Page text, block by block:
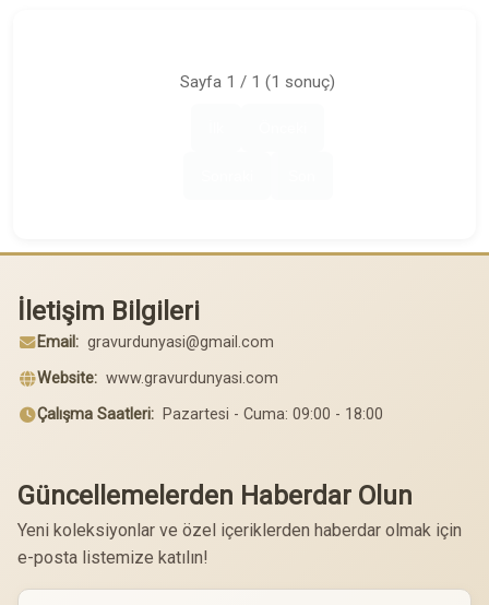
Sayfa 1 / 1 (1 sonuç)
İletişim Bilgileri
Email: gravurdunyasi@gmail.com
Website: www.gravurdunyasi.com
Çalışma Saatleri: Pazartesi - Cuma: 09:00 - 18:00
Güncellemelerden Haberdar Olun
Yeni koleksiyonlar ve özel içeriklerden haberdar olmak için
e-posta listemize katılın!